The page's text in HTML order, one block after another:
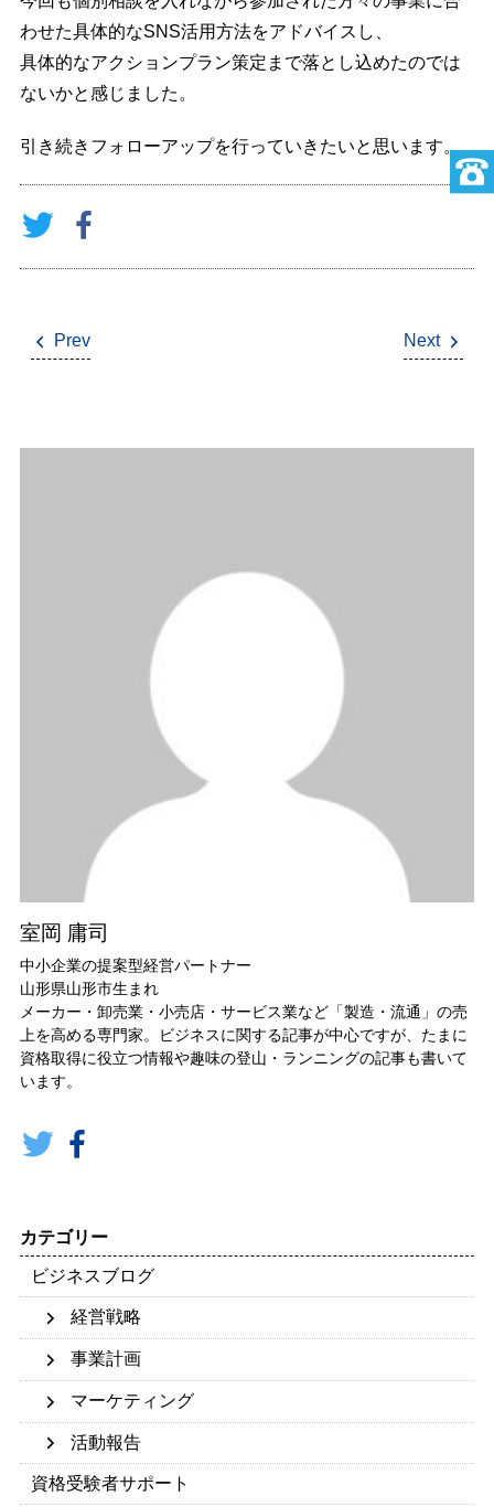
わせた具体的なSNS活用方法をアドバイスし、
具体的なアクションプラン策定まで落とし込めたのでは
ないかと感じました。
引き続きフォローアップを行っていきたいと思います。
Prev Next
室岡 庸司
中小企業の提案型経営パートナー
山形県山形市生まれ
メーカー・卸売業・小売店・サービス業など「製造・流通」の売
上を高める専門家。ビジネスに関する記事が中心ですが、たまに
資格取得に役立つ情報や趣味の登山・ランニングの記事も書いて
います。
カテゴリー
ビジネスブログ
経営戦略
事業計画
マーケティング
活動報告
資格受験者サポート